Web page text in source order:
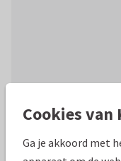
Cookies van
Ga je akkoord met